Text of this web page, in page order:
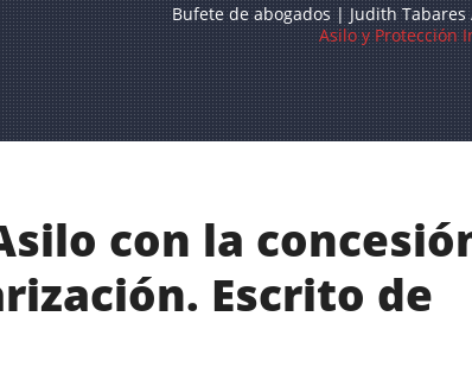
Bufete de abogados | Judith Tabares
Asilo y Protección
con la
Escrito de